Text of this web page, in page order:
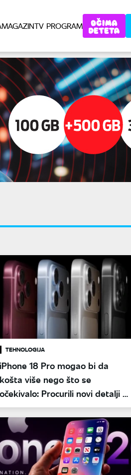
MAGAZINTV PROGRAM
TEHNOLOGIJA
iPhone 18 Pro mogao bi da
košta više nego što se
očekivalo: Procurili novi detalji o
ceni